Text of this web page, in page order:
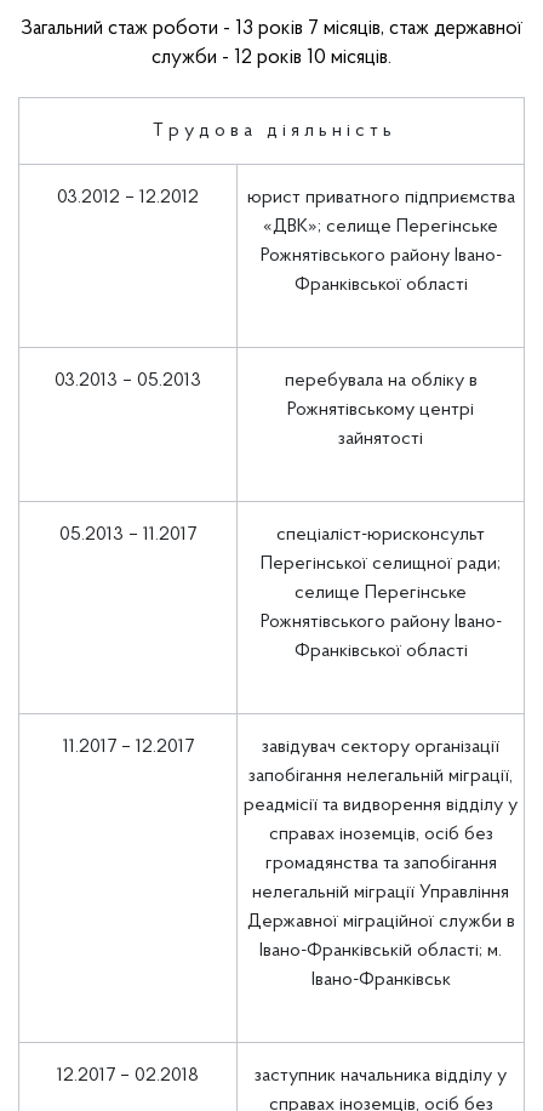
Загальний стаж роботи - 13 років 7 місяців, стаж державної
служби - 12 років 10 місяців.
Т р у д о в а д і я л ь н і с т ь
03.2012 – 12.2012
юрист приватного підприємства
«ДВК»; селище Перегінське
Рожнятівського району Івано-
Франківської області
03.2013 – 05.2013
перебувала на обліку в
Рожнятівському центрі
зайнятості
05.2013 – 11.2017
спеціаліст-юрисконсульт
Перегінської селищної ради;
селище Перегінське
Рожнятівського району Івано-
Франківської області
11.2017 – 12.2017
завідувач сектору організації
запобігання нелегальній міграції,
реадмісії та видворення відділу у
справах іноземців, осіб без
громадянства та запобігання
нелегальній міграції Управління
Державної міграційної служби в
Івано-Франківській області; м.
Івано-Франківськ
12.2017 – 02.2018
заступник начальника відділу у
справах іноземців, осіб без